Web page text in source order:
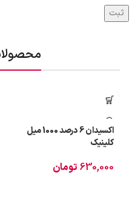
اکسیدان 6 درصد 1000 میل
کلینیک
630,000 تومان